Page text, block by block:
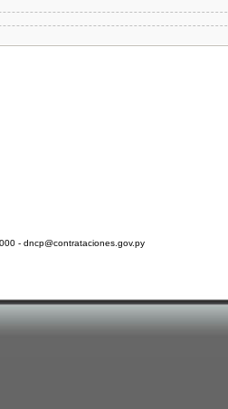
- dncp@contrataciones.gov.py